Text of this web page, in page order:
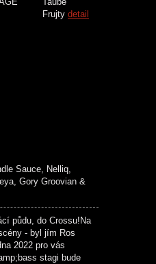
Frujty detail
Sauce, Nelliq,
Gory Groovian &
půdu, do Crossu!Na
- byl jím Ros
2022 pro vás
stagi bude